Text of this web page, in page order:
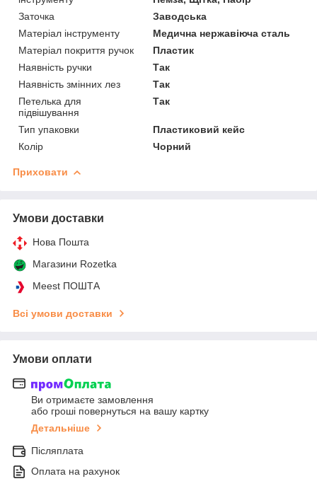
Заточка
Заводська
Матеріал інструменту
Медична нержавіюча сталь
Матеріал покриття ручок
Пластик
Наявність ручки
Так
Наявність змінних лез
Так
Петелька для
підвішування
Так
Тип упаковки
Пластиковий кейс
Колір
Чорний
Приховати
Умови доставки
Нова Пошта
Магазини Rozetka
Meest ПОШТА
Всі умови доставки
Умови оплати
Ви отримаєте замовлення
або гроші повернуться на вашу картку
Детальніше
Післяплата
Оплата на рахунок